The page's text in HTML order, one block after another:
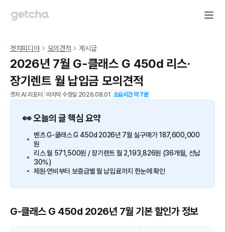
겟차피디아 모의견적 게시글
2026년 7월 G-클래스 G 450d 리스·
장기렌트 월 납입금 모의견적
겟차 AI 리포터 마지막 수정일 2026.08.01 소요시간 약7분
👀 오늘의 글 핵심 요약
벤츠 G-클래스 G 450d 2026년 7월 실구매가 187,600,000
원
리스 월 571,500원 / 장기렌트 월 2,193,826원 (36개월, 선납
30%)
제원·연비부터 보증금별 월 납입료까지 한눈에 확인
G-클래스 G 450d 2026년 7월 기본 할인가 정보